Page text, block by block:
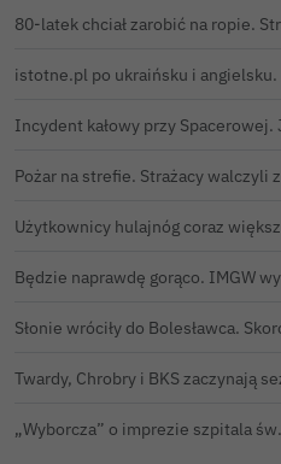
80-latek chciał zarobić na ropie.
Pożar na strefie. Strażacy walczyli